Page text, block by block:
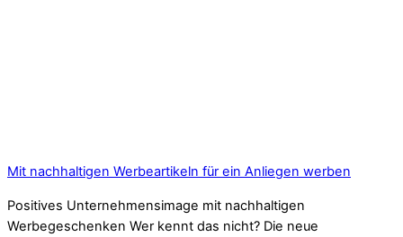
Mit nachhaltigen Werbeartikeln für ein Anliegen werben
Positives Unternehmensimage mit nachhaltigen
Werbegeschenken Wer kennt das nicht? Die neue